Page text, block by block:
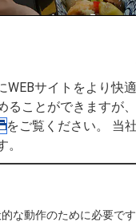
食事
ンク お子様向けの
ご用意しています
WEBサイトをより
ることができますが
をご覧ください。 当
な動作のために必要で